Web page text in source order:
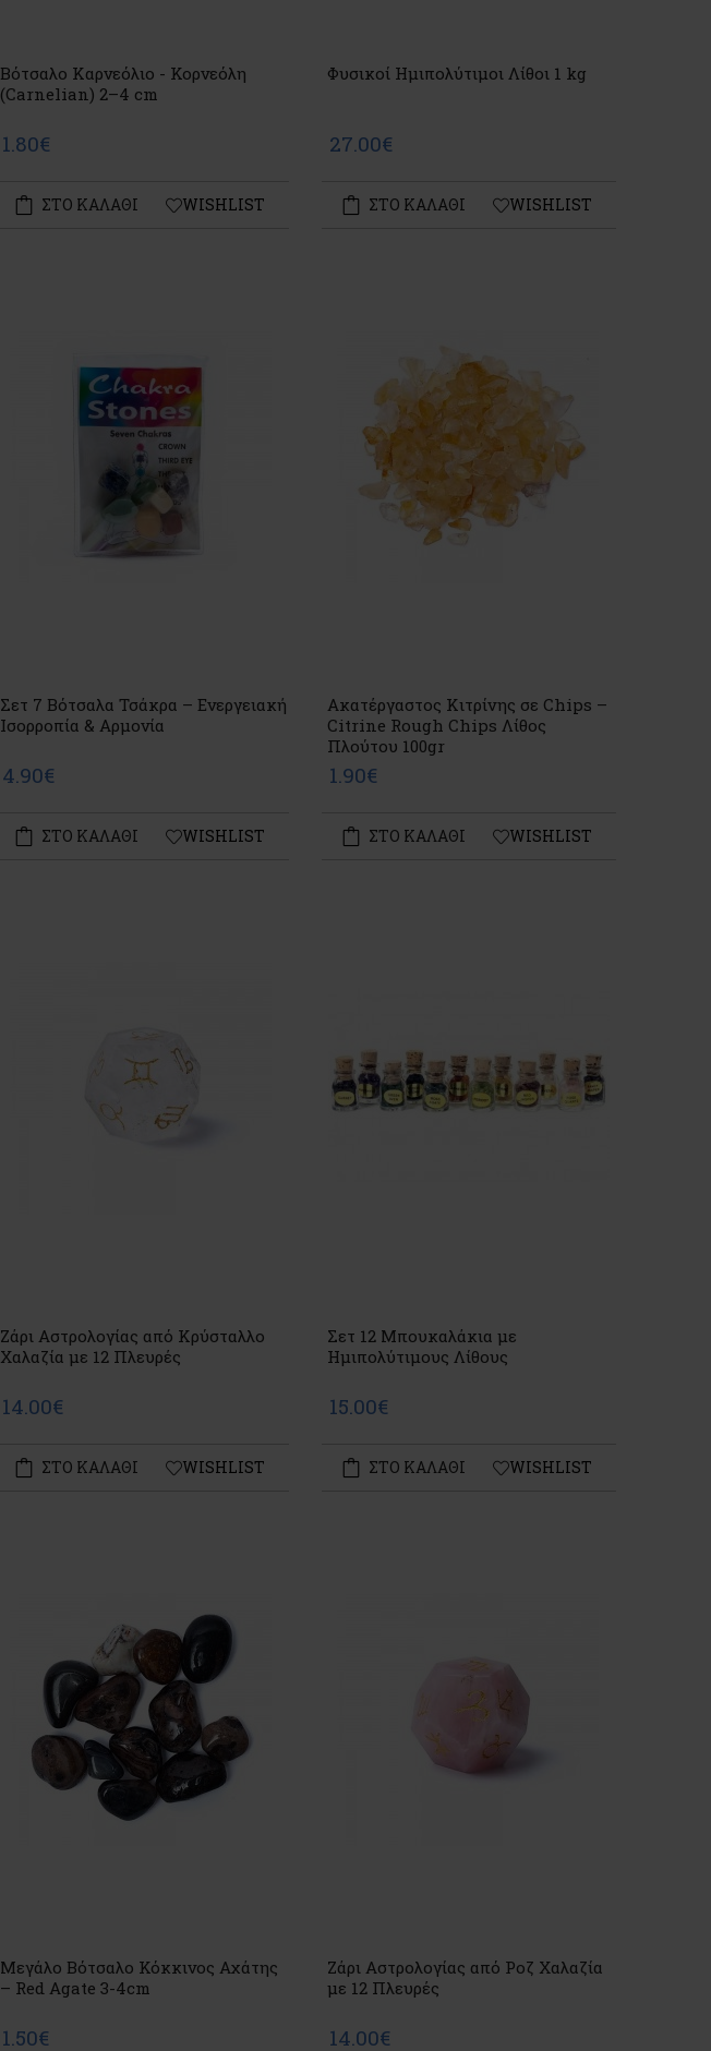
Βότσαλο Καρνεόλιο - Κορνεόλη
(Carnelian) 2–4 cm
1.80€
ΣΤΟ ΚΑΛΑΘΙ WISHLIST
Φυσικοί Ημιπολύτιμοι Λίθοι 1 kg
27.00€
ΣΤΟ ΚΑΛΑΘΙ WISHLIST
Σετ 7 Βότσαλα Τσάκρα – Ενεργειακή
Ισορροπία & Αρμονία
4.90€
ΣΤΟ ΚΑΛΑΘΙ WISHLIST
Ακατέργαστος Κιτρίνης σε Chips –
Citrine Rough Chips Λίθος
Πλούτου 100gr
1.90€
ΣΤΟ ΚΑΛΑΘΙ WISHLIST
Ζάρι Αστρολογίας από Κρύσταλλο
Χαλαζία με 12 Πλευρές
14.00€
ΣΤΟ ΚΑΛΑΘΙ WISHLIST
Σετ 12 Μπουκαλάκια με
Ημιπολύτιμους Λίθους
15.00€
ΣΤΟ ΚΑΛΑΘΙ WISHLIST
Μεγάλο Βότσαλο Κόκκινος Αχάτης
– Red Agate 3-4cm
1.50€
Ζάρι Αστρολογίας από Ροζ Χαλαζία
με 12 Πλευρές
14.00€